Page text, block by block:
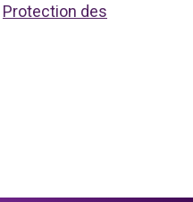
Protection des